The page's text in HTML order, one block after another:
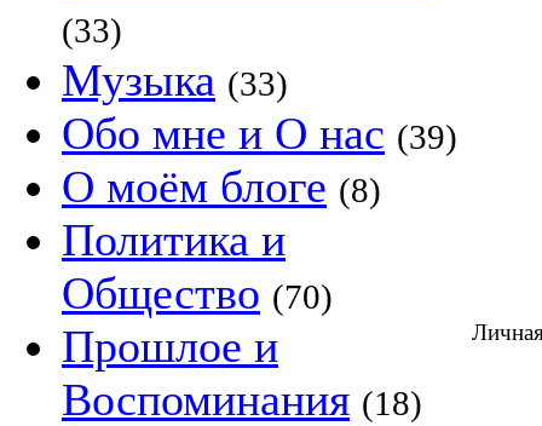
(33)
Музыка (33)
Обо мне и О нас (39)
О моём блоге (8)
Политика и
Общество (70)
Прошлое и
Воспоминания (18)